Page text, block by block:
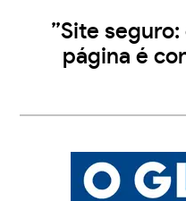
”Site
página é